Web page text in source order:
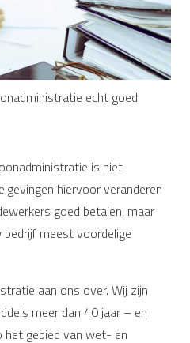
echt goed
is niet
hiervoor veranderen
goed betalen, maar
meest voordelige
aan ons over. Wij zijn
meer dan 40 jaar – en
het gebied van wet- en